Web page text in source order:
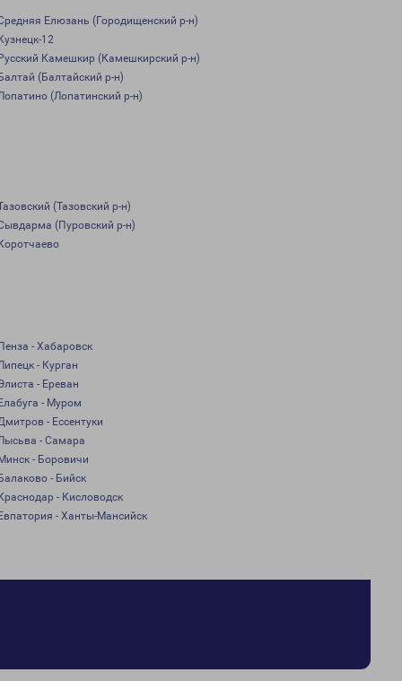
Елюзань (Городищенский р-н)
12
Камешкир (Камешкирский р-н)
(Балтайский р-н)
(Лопатинский р-н)
(Тазовский р-н)
(Пуровский р-н)
- Хабаровск
- Курган
- Ереван
- Муром
- Ессентуки
- Самара
- Боровичи
- Бийск
- Кисловодск
- Ханты-Мансийск